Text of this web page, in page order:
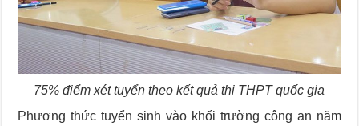
75% điểm xét tuyển theo kết quả thi THPT quốc gia
Phương thức tuyển sinh vào khối trường công an năm